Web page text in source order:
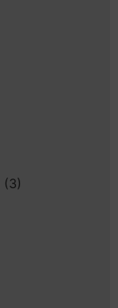
(3)